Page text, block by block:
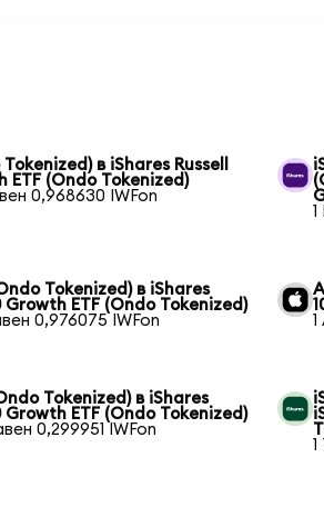
в iShares Russell
ETF (Ondo Tokenized)
0,968630 IWFon
Tokenized) в iShares
Growth ETF (Ondo Tokenized)
0,976075 IWFon
Tokenized) в iShares
Growth ETF (Ondo Tokenized)
0,299951 IWFon